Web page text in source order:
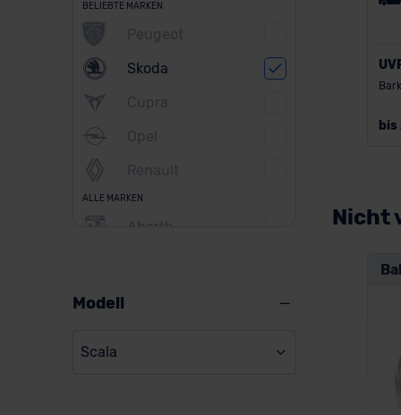
BELIEBTE MARKEN
Peugeot
Skoda
Cupra
Opel
Renault
ALLE MARKEN
Abarth
Modell
Scala
bis
Nicht